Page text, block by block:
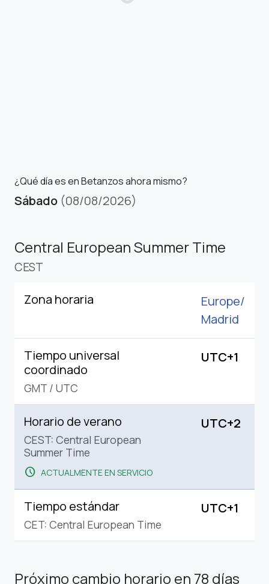
¿Qué día es en Betanzos ahora mismo?
Sábado (08/08/2026)
Central European Summer Time
CEST
Zona horaria
Europe/
Madrid
Tiempo universal
coordinado
GMT / UTC
UTC+1
Horario de verano
CEST: Central European
Summer Time
schedule ACTUALMENTE EN SERVICIO
UTC+2
Tiempo estándar
CET: Central European Time
UTC+1
Próximo cambio horario en 78 días